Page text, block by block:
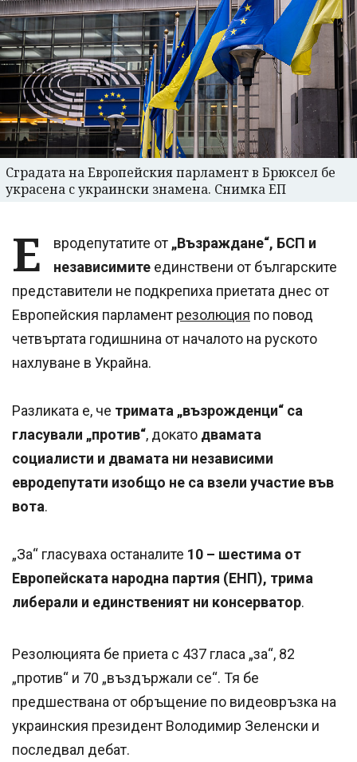
Сградата на Европейския парламент в Брюксел бе
украсена с украински знамена. Снимка ЕП
Е вродепутатите от „Възраждане“, БСП и
независимите единствени от българските
представители не подкрепиха приетата днес от
Европейския парламент резолюция по повод
четвъртата годишнина от началото на руското
нахлуване в Украйна.
Разликата е, че тримата „възрожденци“ са
гласували „против“, докато двамата
социалисти и двамата ни независими
евродепутати изобщо не са взели участие във
вота.
„За“ гласуваха останалите 10 – шестима от
Европейската народна партия (ЕНП), трима
либерали и единственият ни консерватор.
Резолюцията бе приета с 437 гласа „за“, 82
„против“ и 70 „въздържали се“. Тя бе
предшествана от обръщение по видеовръзка на
украинския президент Володимир Зеленски и
последвал дебат.